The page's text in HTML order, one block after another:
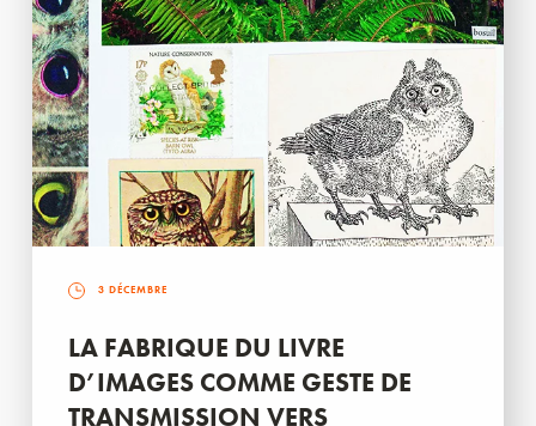
3 DÉCEMBRE
LA FABRIQUE DU LIVRE
D’IMAGES COMME GESTE DE
TRANSMISSION VERS